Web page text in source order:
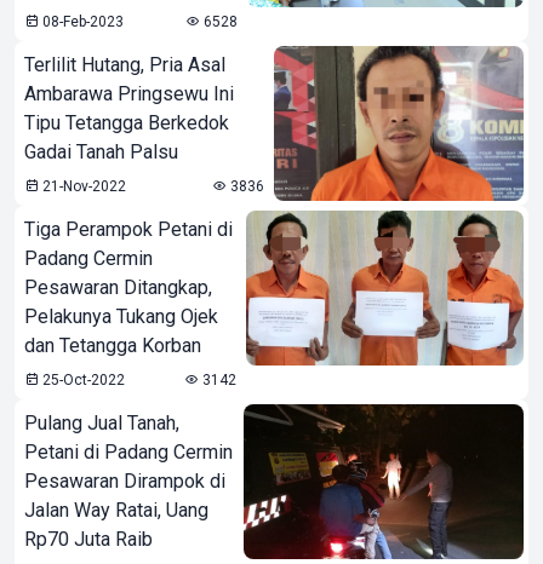
08-Feb-2023 6528
Terlilit Hutang, Pria Asal
Ambarawa Pringsewu Ini
Tipu Tetangga Berkedok
Gadai Tanah Palsu
21-Nov-2022 3836
Tiga Perampok Petani di
Padang Cermin
Pesawaran Ditangkap,
Pelakunya Tukang Ojek
dan Tetangga Korban
25-Oct-2022 3142
Pulang Jual Tanah,
Petani di Padang Cermin
Pesawaran Dirampok di
Jalan Way Ratai, Uang
Rp70 Juta Raib